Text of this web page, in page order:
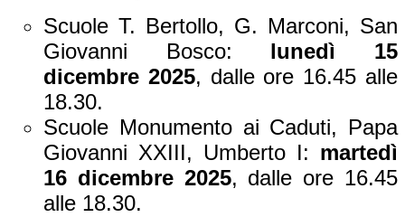
Scuole T. Bertollo, G. Marconi, San
Giovanni Bosco: lunedì 15
dicembre 2025, dalle ore 16.45 alle
18.30.
Scuole Monumento ai Caduti, Papa
Giovanni XXIII, Umberto I: martedì
16 dicembre 2025, dalle ore 16.45
alle 18.30.